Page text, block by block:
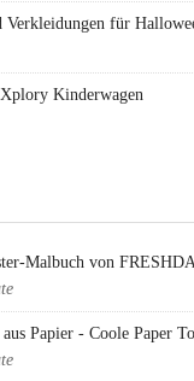
Verkleidungen für
Kinderwagen
Malbuch von
Papier - Coole Paper